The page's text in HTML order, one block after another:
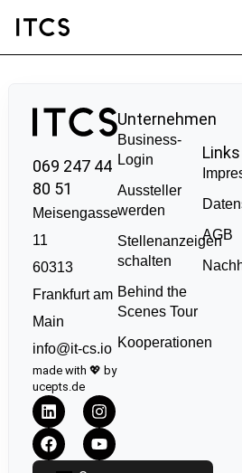
069 247 44
80 51
Meisengasse
11
60313
Frankfurt am
Main
info@it-cs.io
made with 💖 by
ucepts.de
Unternehmen
Business-
Login
Aussteller
werden
Stellenanzeigen
schalten
Behind the
Scenes Tour
Kooperationen
Links
AGB